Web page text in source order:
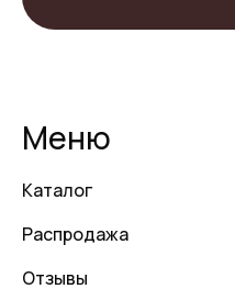
Меню
Каталог
Распродажа
Отзывы